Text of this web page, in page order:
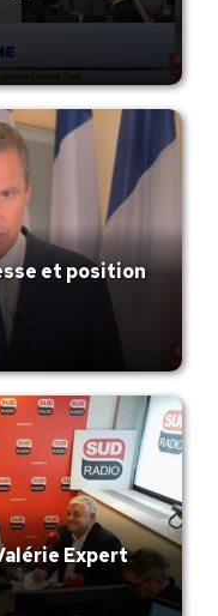
et position
Expert